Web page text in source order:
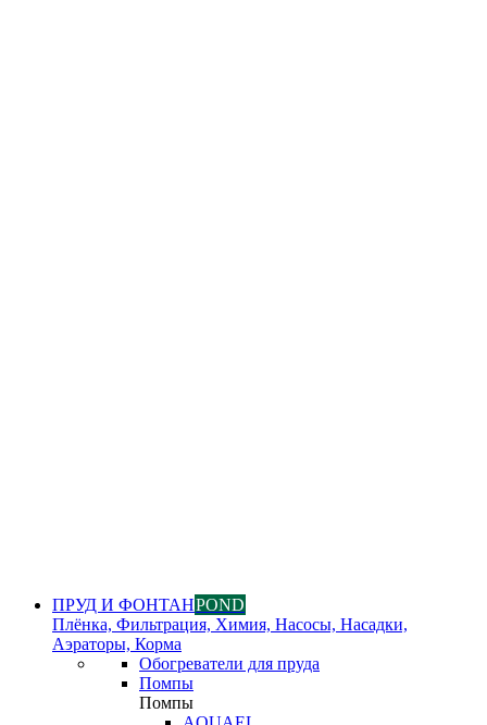
ПРУД И ФОНТАНPOND
Плёнка, Фильтрация, Химия, Насосы, Насадки,
Аэраторы, Корма
Обогреватели для пруда
Помпы
Помпы